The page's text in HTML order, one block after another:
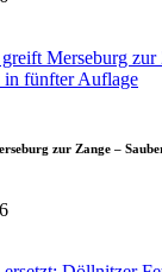
zur Zange –